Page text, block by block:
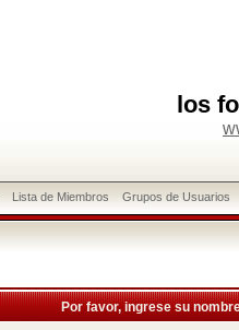
los
Lista de Miembros Grupos de Usuarios
Por favor, ingrese su